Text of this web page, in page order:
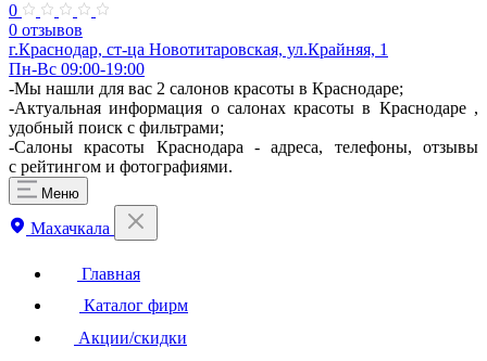
0
0 отзывов
г.Краснодар, ст-ца Новотитаровская, ул.Крайняя, 1
Пн-Вс 09:00-19:00
-Мы нашли для вас 2 салонов красоты в Краснодаре;
-Актуальная информация о салонах красоты в Краснодаре ,
удобный поиск с фильтрами;
-Салоны красоты Краснодара - адреса, телефоны, отзывы
с рейтингом и фотографиями.
Меню
Махачкала
Главная
Каталог фирм
Акции/скидки